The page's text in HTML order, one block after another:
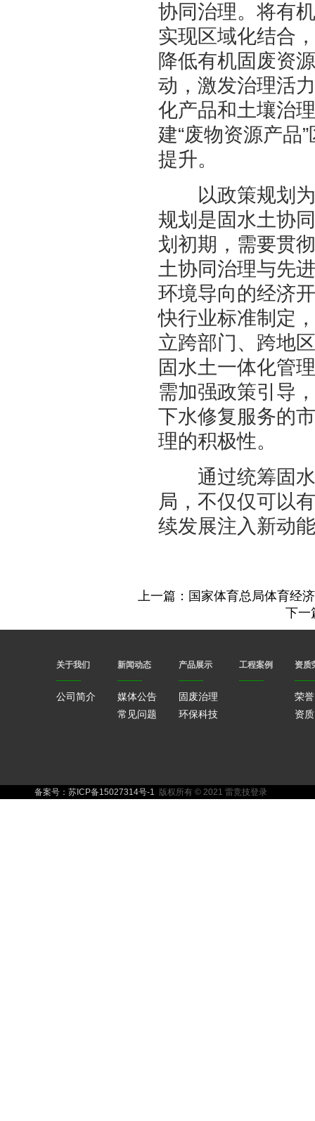
协同治理。将有
实现区域化结合
降低有机固废资
动，激发治理活
化产品和土壤治
建“废物资源产品
提升。
以政策规划为
规划是固水土协
划初期，需要贯
土协同治理与先
环境导向的经济
快行业标准制定
立跨部门、跨地
固水土一体化管
需加强政策引导
下水修复服务的
理的积极性。
通过统筹固水
局，不仅仅可以
续发展注入新动
上一篇：国家体育总局体育经
下一
关于我们
公司简介
新闻动态
媒体公告
常见问题
产品展示
固废治理
环保科技
工程案例 资质
荣誉
资质
备案号：苏ICP备15027314号-1 版权所有 © 2021 雷竞技登录